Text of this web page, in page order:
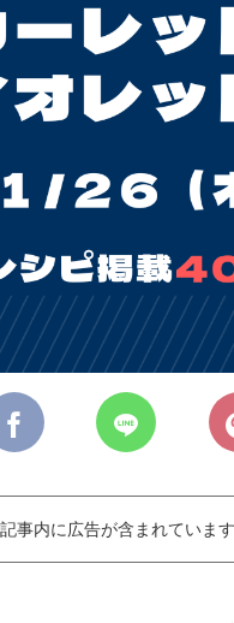
記事内に広告が含まれています